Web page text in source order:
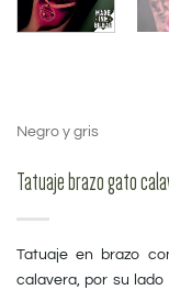
Negro y gris
Tatuaje brazo gato
Tatuaje en brazo
calavera, por su